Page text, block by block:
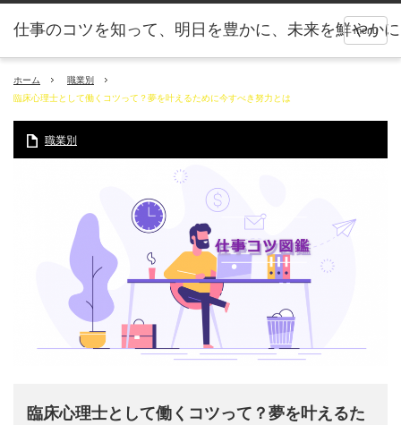
menu
仕事のコツを知って、明日を豊かに、未来を鮮やかに
ホーム
職業別
臨床心理士として働くコツって？夢を叶えるために今すべき努力とは
職業別
臨床心理士として働くコツって？夢を叶えるた